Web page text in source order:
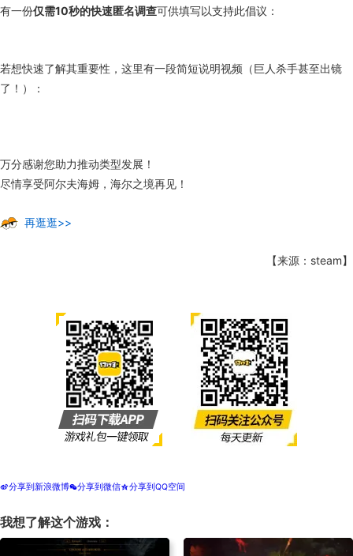
有一份仅需10秒的快速匿名调查可供填写以支持此倡议：
若想快速了解其重要性，这里有一段简短说明视频（巨人杀手甚至出镜
了！）：
万分感谢您助力推动类型发展！
尽情享受阿尔夫海姆，海尔之境再见！
再逛逛>>
【来源：steam】
t分享到新浪微博w分享到微信z分享到QQ空间
我想了解这个游戏：